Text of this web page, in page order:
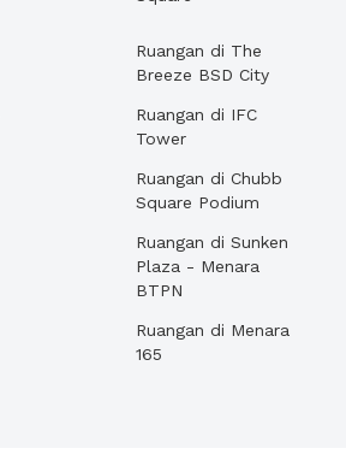
Ruangan di The
Breeze BSD City
Ruangan di IFC
Tower
Ruangan di Chubb
Square Podium
Ruangan di Sunken
Plaza - Menara
BTPN
Ruangan di Menara
165